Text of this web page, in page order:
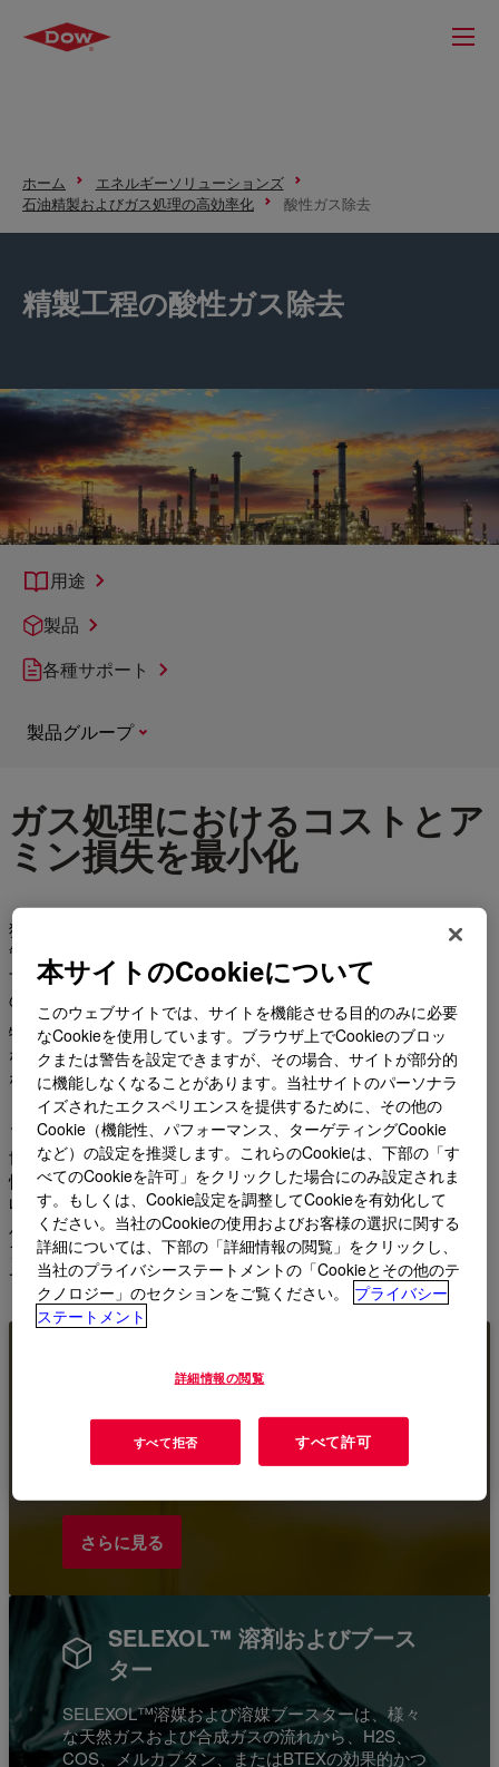
ホーム
エネルギーソリューションズ
石油精製およびガス処理の高効率化
酸性ガス除去
精製工程の酸性ガス除去
用途
製品
各種サポート
製品グループ
ガス処理におけるコストとア
ミン損失を最小化
独自の製油プロセスでは、効率的な油脂回収と効果的なコスト
管理のために、独自の製品を必要とするケースが多くありま
す。これらの特殊製品は、処方アミンとキレートを含み、油脂
の回収とガス処理の最適化において重要な役割を果たします。
特に、酸ガス除去の面では、UCARSOL™ や SELEXOL™ 溶媒
などのソリューションを提供しています。これらは、この重要
な石油・ガス業界の要件のために意図的に設計されただけでな
く、業界の専門家が求める酸性ガス除去仕様を一貫して達成す
ることでも知られています。
世界中で1,000を超える参考資料から支持されており、その有効
性は明らかになっていません。この高い信頼性により、石油回
収や酸性ガス除去において、お客様のオペレーションが最高の
パフォーマンスを発揮することができます。これらはすべて、
アミン、キレート、当社のプレミアム溶剤など、優れた配置と
一流の処理によって実現されます。
UCARSOL™配合溶剤
CO2、および有機硫黄を、従来のアミンを上回る
能力で除去可能であり、。お客様の製品仕様を満
さらに見る
SELEXOL™ 溶剤およびブース
ター
SELEXOL™溶媒および溶媒ブースターは、様々
な天然ガスおよび合成ガスの流れから、H2S、
COS、メルカプタン、またはBTEXの効果的かつ
本サイトのCookieについて
このウェブサイトでは、サイトを機能させる目的のみに必要
なCookieを使用しています。ブラウザ上でCookieのブロッ
クまたは警告を設定できますが、その場合、サイトが部分的
に機能しなくなることがあります。当社サイトのパーソナラ
イズされたエクスペリエンスを提供するために、その他の
Cookie（機能性、パフォーマンス、ターゲティングCookie
など）の設定を推奨します。これらのCookieは、下部の「す
べてのCookieを許可」をクリックした場合にのみ設定されま
す。もしくは、Cookie設定を調整してCookieを有効化して
ください。当社のCookieの使用およびお客様の選択に関する
詳細については、下部の「詳細情報の閲覧」をクリックし、
当社のプライバシーステートメントの「Cookieとその他のテ
クノロジー」のセクションをご覧ください。
プライバシー
ステートメント
詳細情報の閲覧
すべて拒否 すべて許可